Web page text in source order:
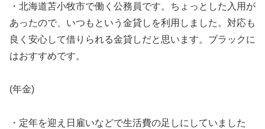
・北海道苫小牧市で働く公務員です。ちょっとした入用が
あったので、いつもという金貸しを利用しました。対応も
良く安心して借りられる金貸しだと思います。ブラックに
はおすすめです。
(年金)
・定年を迎え日雇いなどで生活費の足しにしていました